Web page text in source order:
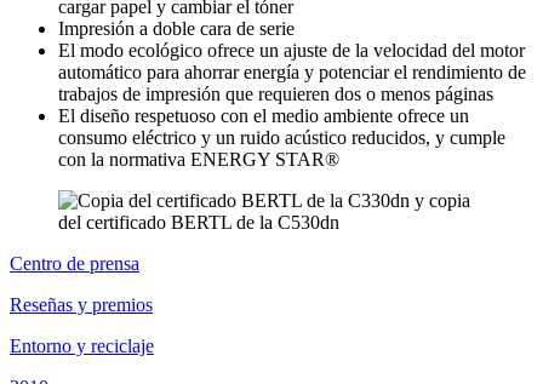
cargar papel y cambiar el tóner
Impresión a doble cara de serie
El modo ecológico ofrece un ajuste de la velocidad del motor
automático para ahorrar energía y potenciar el rendimiento de
trabajos de impresión que requieren dos o menos páginas
El diseño respetuoso con el medio ambiente ofrece un
consumo eléctrico y un ruido acústico reducidos, y cumple
con la normativa ENERGY STAR®
Centro de prensa
Reseñas y premios
Entorno y reciclaje